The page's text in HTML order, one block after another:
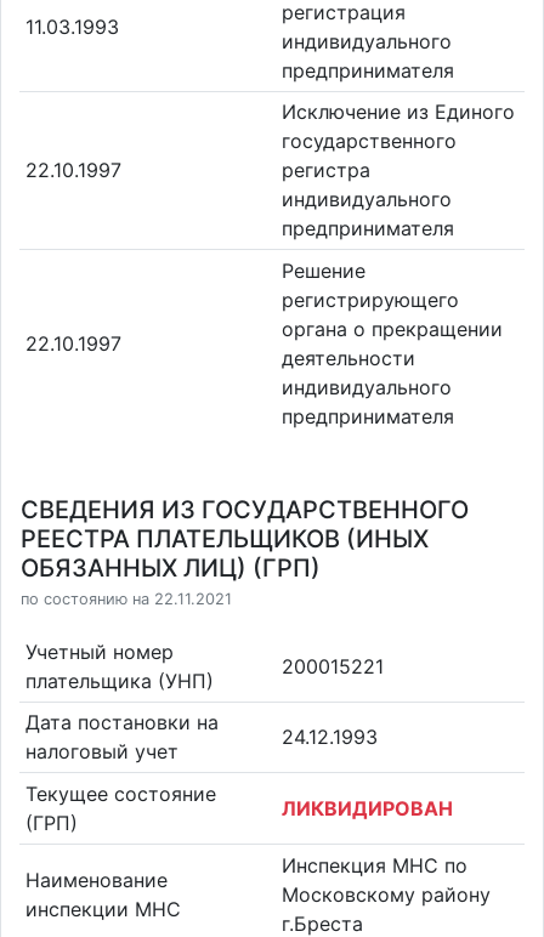
11.03.1993
регистрация
индивидуального
предпринимателя
22.10.1997
Исключение из Единого
государственного
регистра
индивидуального
предпринимателя
22.10.1997
Решение
регистрирующего
органа о прекращении
деятельности
индивидуального
предпринимателя
СВЕДЕНИЯ ИЗ ГОСУДАРСТВЕННОГО
РЕЕСТРА ПЛАТЕЛЬЩИКОВ (ИНЫХ
ОБЯЗАННЫХ ЛИЦ) (ГРП)
по состоянию на 22.11.2021
Учетный номер
плательщика (УНП)
200015221
Дата постановки на
налоговый учет
24.12.1993
Текущее состояние
(ГРП)
ЛИКВИДИРОВАН
Наименование
инспекции МНС
Инспекция МНС по
Московскому району
г.Бреста